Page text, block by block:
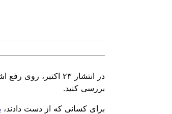
در انتشار ۲۳
بررسی کنید.
برای کسانی که از دست دادند،